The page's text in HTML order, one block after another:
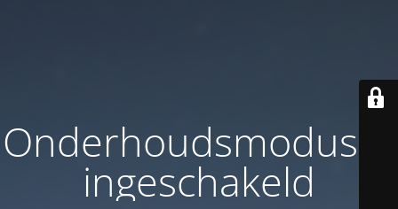
Onderhoudsmodus is
ingeschakeld